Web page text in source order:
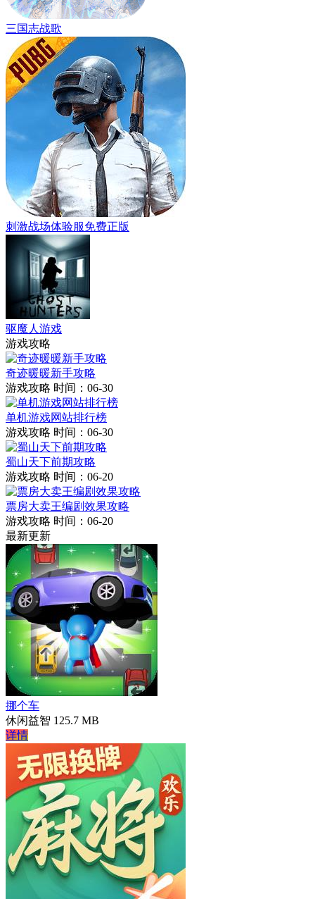
三国志战歌
刺激战场体验服免费正版
驱魔人游戏
游戏攻略
奇迹暖暖新手攻略
游戏攻略 时间：06-30
单机游戏网站排行榜
游戏攻略 时间：06-30
蜀山天下前期攻略
游戏攻略 时间：06-20
票房大卖王编剧效果攻略
游戏攻略 时间：06-20
最新更新
挪个车
休闲益智 125.7 MB
详情